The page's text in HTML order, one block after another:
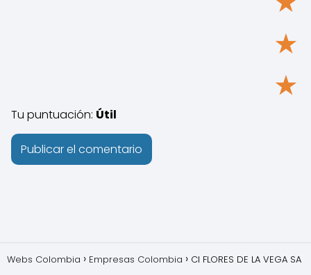
★
★
Tu puntuación: Útil
Webs Colombia Empresas Colombia CI FLORES DE LA VEGA SA